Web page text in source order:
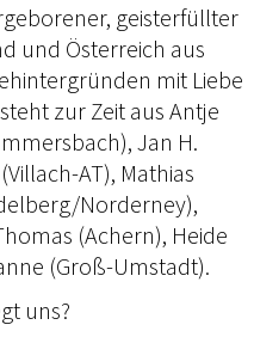
geisterfüllter
und Österreich aus
mit Liebe
zur Zeit aus Antje
Jan H.
AT), Mathias
Norderney),
(Achern), Heide
(Groß-Umstadt).
uns?